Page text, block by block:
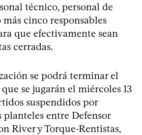
técnico, personal de
cinco responsables
que efectivamente sean
cerradas.
se podrá terminar el
se jugarán el miércoles 13
suspendidos por
planteles entre Defensor
River y Torque-Rentistas,